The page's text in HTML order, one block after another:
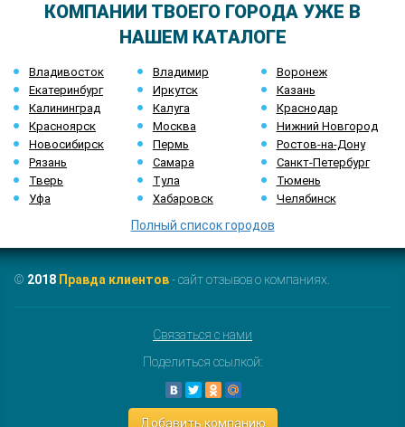
КОМПАНИИ ТВОЕГО ГОРОДА УЖЕ В
НАШЕМ КАТАЛОГЕ
Владивосток Владимир
Воронеж
Екатеринбург
Иркутск
Казань
Калининград
Калуга
Краснодар
Красноярск
Москва
Нижний Новгород
Новосибирск
Пермь
Ростов-на-Дону
Рязань
Самара
Санкт-Петербург
Тверь
Тула
Тюмень
Уфа
Хабаровск Челябинск
Полный список городов
© 2018 Правда клиентов- сайт отзывов о компаниях.
Связаться с нами
Поделиться ссылкой:
Добавить компанию